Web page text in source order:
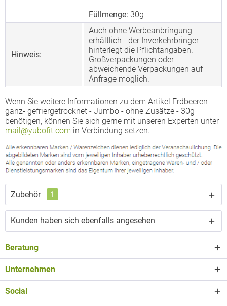
Füllmenge: 30g
Hinweis:
Auch ohne Werbeanbringung
erhältlich - der Inverkehrbringer
hinterlegt die Pflichtangaben.
Großverpackungen oder
abweichende Verpackungen auf
Anfrage möglich.
Wenn Sie weitere Informationen zu dem Artikel Erdbeeren -
ganz- gefriergetrocknet - Jumbo - ohne Zusätze - 30g
benötigen, können Sie sich gerne mit unseren Experten unter
mail@yubofit.com in Verbindung setzen.
Zubehör 1
Kunden haben sich ebenfalls angesehen
Beratung
Unternehmen
Social